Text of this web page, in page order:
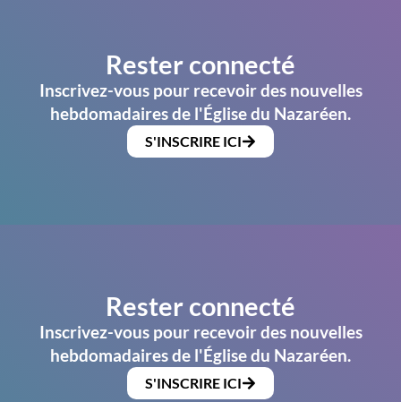
Rester connecté
Inscrivez-vous pour recevoir des nouvelles
hebdomadaires de l'Église du Nazaréen.
S'INSCRIRE ICI
Rester connecté
Inscrivez-vous pour recevoir des nouvelles
hebdomadaires de l'Église du Nazaréen.
S'INSCRIRE ICI